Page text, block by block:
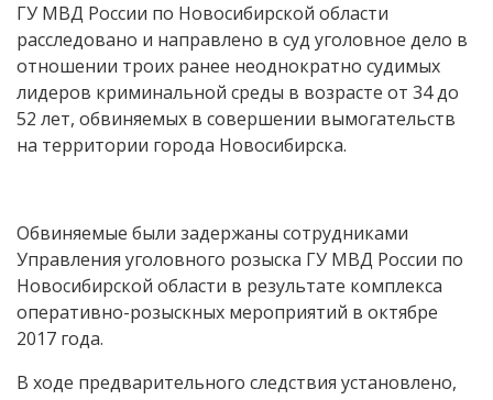
ГУ МВД России по Новосибирской области
расследовано и направлено в суд уголовное дело в
отношении троих ранее неоднократно судимых
лидеров криминальной среды в возрасте от 34 до
52 лет, обвиняемых в совершении вымогательств
на территории города Новосибирска.
Обвиняемые были задержаны сотрудниками
Управления уголовного розыска ГУ МВД России по
Новосибирской области в результате комплекса
оперативно-розыскных мероприятий в октябре
2017 года.
В ходе предварительного следствия установлено,